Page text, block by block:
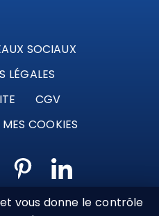
SOCIAUX
LÉGALES
CGV
MES COOKIES
vous donne le contrôle